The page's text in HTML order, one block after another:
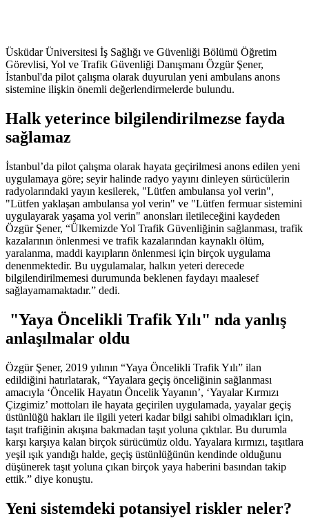
Üsküdar Üniversitesi İş Sağlığı ve Güvenliği Bölümü Öğretim
Görevlisi, Yol ve Trafik Güvenliği Danışmanı Özgür Şener,
İstanbul'da pilot çalışma olarak duyurulan yeni ambulans anons
sistemine ilişkin önemli değerlendirmelerde bulundu.
Halk yeterince bilgilendirilmezse fayda
sağlamaz
İstanbul’da pilot çalışma olarak hayata geçirilmesi anons edilen yeni
uygulamaya göre; seyir halinde radyo yayını dinleyen sürücülerin
radyolarındaki yayın kesilerek, "Lütfen ambulansa yol verin",
"Lütfen yaklaşan ambulansa yol verin" ve "Lütfen fermuar sistemini
uygulayarak yaşama yol verin" anonsları iletileceğini kaydeden
Özgür Şener, “Ülkemizde Yol Trafik Güvenliğinin sağlanması, trafik
kazalarının önlenmesi ve trafik kazalarından kaynaklı ölüm,
yaralanma, maddi kayıpların önlenmesi için birçok uygulama
denenmektedir. Bu uygulamalar, halkın yeteri derecede
bilgilendirilmemesi durumunda beklenen faydayı maalesef
sağlayamamaktadır.” dedi.
"Yaya Öncelikli Trafik Yılı" nda yanlış
anlaşılmalar oldu
Özgür Şener, 2019 yılının “Yaya Öncelikli Trafik Yılı” ilan
edildiğini hatırlatarak, “Yayalara geçiş önceliğinin sağlanması
amacıyla ‘Öncelik Hayatın Öncelik Yayanın’, ‘Yayalar Kırmızı
Çizgimiz’ mottoları ile hayata geçirilen uygulamada, yayalar geçiş
üstünlüğü hakları ile ilgili yeteri kadar bilgi sahibi olmadıkları için,
taşıt trafiğinin akışına bakmadan taşıt yoluna çıktılar. Bu durumla
karşı karşıya kalan birçok sürücümüz oldu. Yayalara kırmızı, taşıtlara
yeşil ışık yandığı halde, geçiş üstünlüğünün kendinde olduğunu
düşünerek taşıt yoluna çıkan birçok yaya haberini basından takip
ettik.” diye konuştu.
Yeni sistemdeki potansiyel riskler neler?